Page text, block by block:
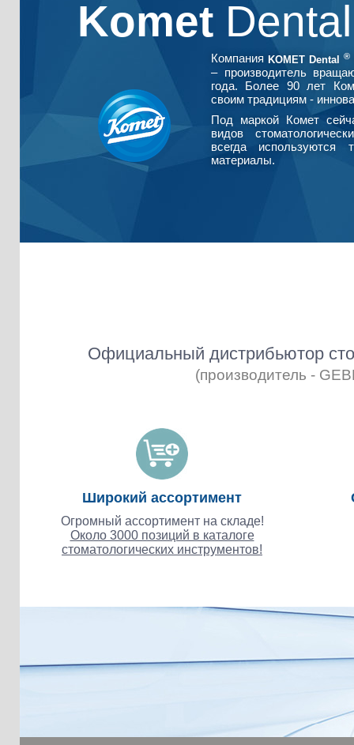
Komet
Компания KOMET Dental ®
– производитель
года. Более 90 лет
своим традициям -
Под маркой Комет
видов
всегда используются
материалы.
Официальный дистрибьютор
(производитель -
Широкий ассортимент
Огромный ассортимент на складе!
Около 3000 позиций в каталоге
стоматологических инструментов!